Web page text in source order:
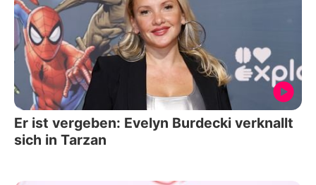
Er ist vergeben: Evelyn Burdecki verknallt
sich in Tarzan